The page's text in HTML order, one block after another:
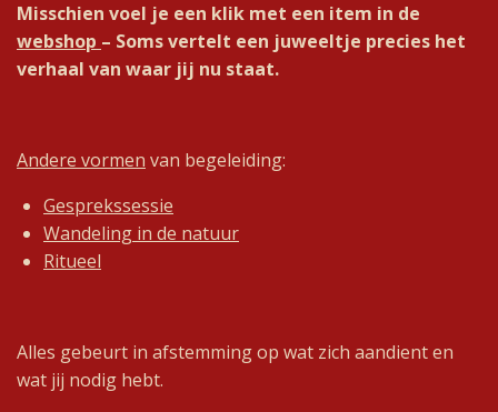
Misschien voel je een klik met een item in de
webshop – Soms vertelt een juweeltje precies het
verhaal van waar jij nu staat.
Andere vormen van begeleiding:
Gesprekssessie
Wandeling in de natuur
Ritueel
Alles gebeurt in afstemming op wat zich aandient en
wat jij nodig hebt.